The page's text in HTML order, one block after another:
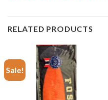
RELATED PRODUCTS
Sale!